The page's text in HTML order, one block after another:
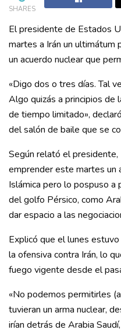
SHARES
El presidente de Estados
martes a Irán un ultimátum
un acuerdo nuclear que
«Digo dos o tres días. Tal
Algo quizás a principios de
de tiempo limitado»,
del salón de baile que se
Según relató el
emprender este martes un
Islámica pero lo pospuso a
del golfo Pérsico, como
dar espacio a las
Explicó que el lunes
la ofensiva contra Irán, lo
fuego vigente desde el
«No podemos permitirles
tuvieran un arma nuclear,
irían detrás de Arabia